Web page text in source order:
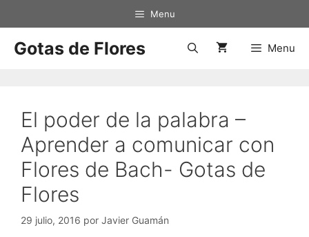
Menu
Gotas de Flores Menu
El poder de la palabra –
Aprender a comunicar con
Flores de Bach- Gotas de
Flores
29 julio, 2016 por Javier Guamán